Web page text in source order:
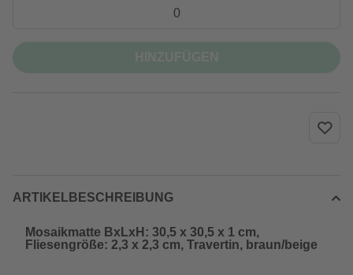
ARTIKELBESCHREIBUNG
Mosaikmatte BxLxH: 30,5 x 30,5 x 1 cm,
Fliesengröße: 2,3 x 2,3 cm, Travertin, braun/beige